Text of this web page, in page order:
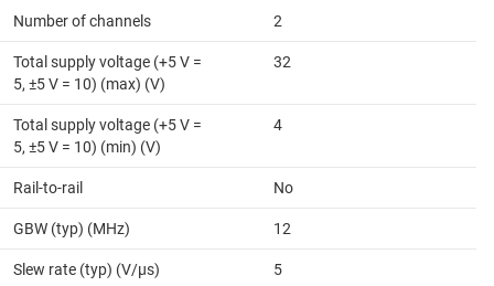
Number of channels 2
Total supply voltage (+5 V =
5, ±5 V = 10) (max) (V)
32
Total supply voltage (+5 V =
5, ±5 V = 10) (min) (V)
4
Rail-to-rail No
GBW (typ) (MHz) 12
Slew rate (typ) (V/µs) 5